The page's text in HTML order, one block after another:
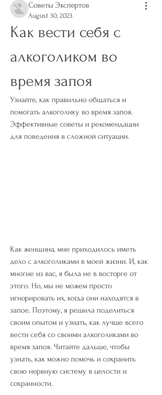
Советы Экспертов
August 30, 2023
Как вести себя с
алкоголиком во
время запоя
Узнайте, как правильно общаться и
помогать алкоголику во время запоя.
Эффективные советы и рекомендации
для поведения в сложной ситуации.
Как женщина, мне приходилось иметь
дело с алкоголиками в моей жизни. И, как
многие из вас, я была не в восторге от
этого. Но, мы не можем просто
игнорировать их, когда они находятся в
запое. Поэтому, я решила поделиться
своим опытом и узнать, как лучше всего
вести себя со своими алкоголиками во
время запоя. Читайте дальше, чтобы
узнать, как можно помочь и сохранить
свою нервную систему в целости и
сохранности.